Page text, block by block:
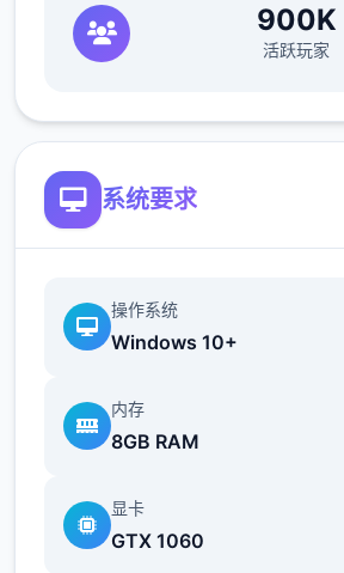
900K
活跃玩家
系统要求
操作系统
Windows 10+
内存
8GB RAM
显卡
GTX 1060